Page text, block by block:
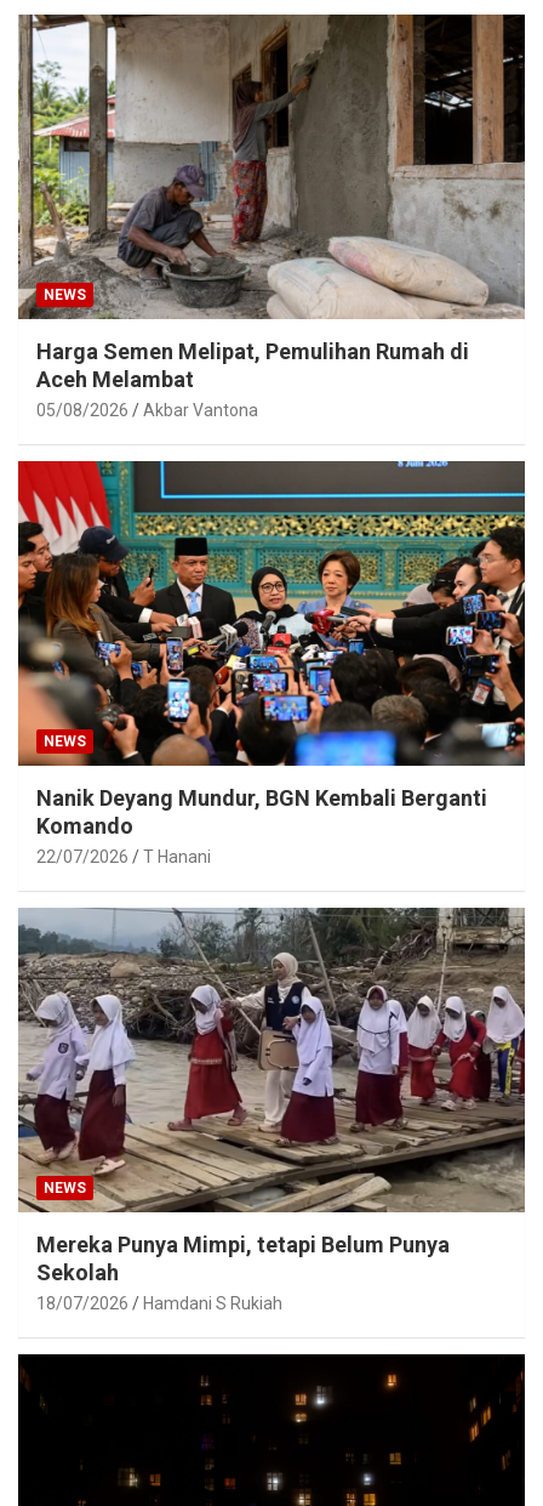
NEWS
Harga Semen Melipat, Pemulihan Rumah di
Aceh Melambat
05/08/2026 Akbar Vantona
NEWS
Nanik Deyang Mundur, BGN Kembali Berganti
Komando
22/07/2026 T Hanani
NEWS
Mereka Punya Mimpi, tetapi Belum Punya
Sekolah
18/07/2026 Hamdani S Rukiah